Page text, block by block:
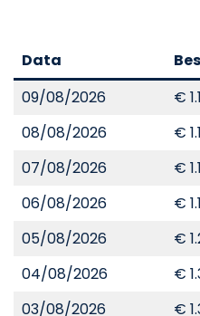
Data
09/08/2026
€
08/08/2026
€
07/08/2026
€
06/08/2026
€
05/08/2026
€
04/08/2026
€
03/08/2026
€